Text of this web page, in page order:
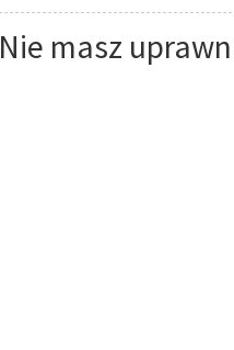
Nie masz